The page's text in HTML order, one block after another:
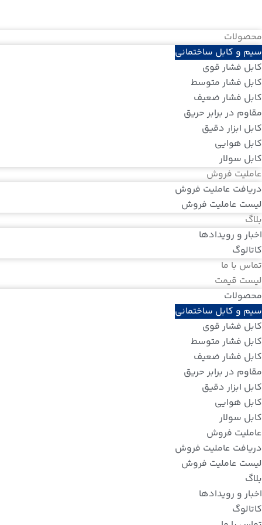
محصولات
سیم و کابل ساختمانی
کابل فشار قوی
کابل فشار متوسط
کابل فشار ضعیف
مقاوم در برابر حریق
کابل ابزار دقیق
کابل هوایی
کابل سولار
عاملیت فروش
دریافت عاملیت فروش
لیست عاملیت فروش
بلاگ
اخبار و رویدادها
کاتالوگ
تماس با ما
لیست قیمت
محصولات
سیم و کابل ساختمانی
کابل فشار قوی
کابل فشار متوسط
کابل فشار ضعیف
مقاوم در برابر حریق
کابل ابزار دقیق
کابل هوایی
کابل سولار
عاملیت فروش
دریافت عاملیت فروش
لیست عاملیت فروش
بلاگ
اخبار و رویدادها
کاتالوگ